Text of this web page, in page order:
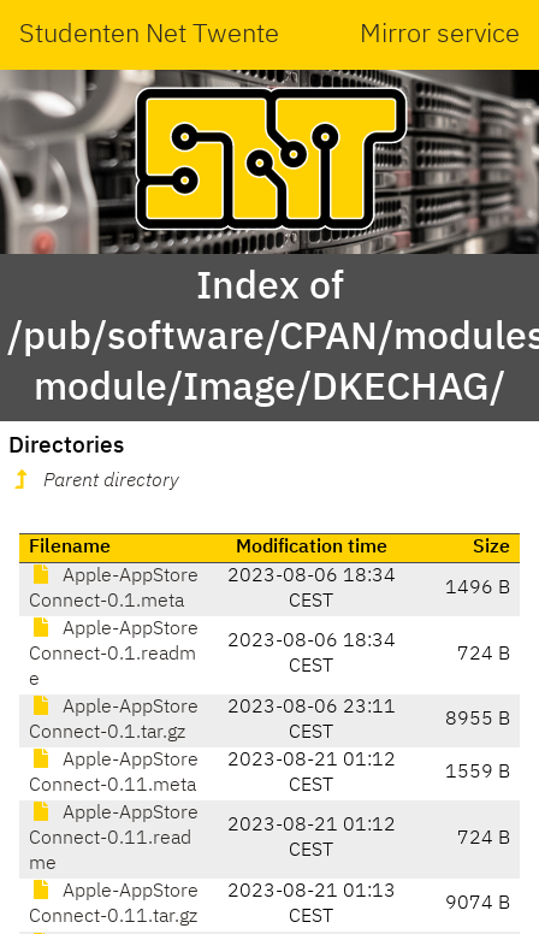
Studenten Net Twente Mirror service
Index of
/pub/software/CPAN/
module/Image/DKECHAG/
Directories
Parent directory
Filename Modification time
Size
Apple-AppStore
Connect-0.1.meta
2023-08-06 18:34
CEST
1496 B
Apple-AppStore
Connect-0.1.readm
e
2023-08-06 18:34
CEST
724 B
Apple-AppStore
Connect-0.1.tar.gz
2023-08-06 23:11
CEST
8955 B
Apple-AppStore
Connect-0.11.meta
2023-08-21 01:12
CEST
1559 B
Apple-AppStore
Connect-0.11.read
me
2023-08-21 01:12
CEST
724 B
Apple-AppStore
Connect-0.11.tar.gz
2023-08-21 01:13
CEST
9074 B